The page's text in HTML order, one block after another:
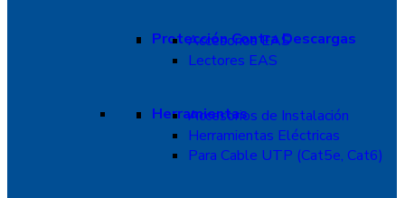
Protección Contra Descargas
Accesorios EAS
Lectores EAS
Herramientas
Accesorios de Instalación
Herramientas Eléctricas
Para Cable UTP (Cat5e, Cat6)